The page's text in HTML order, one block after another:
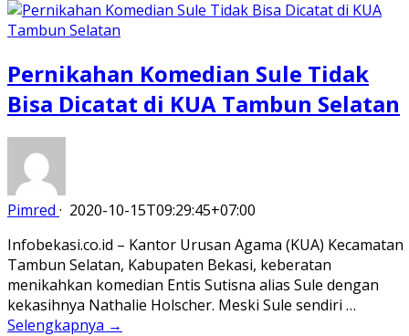
Pernikahan Komedian Sule Tidak
Bisa Dicatat di KUA Tambun Selatan
Pimred · 2020-10-15T09:29:45+07:00
Infobekasi.co.id – Kantor Urusan Agama (KUA) Kecamatan
Tambun Selatan, Kabupaten Bekasi, keberatan
menikahkan komedian Entis Sutisna alias Sule dengan
kekasihnya Nathalie Holscher. Meski Sule sendiri …
Selengkapnya →